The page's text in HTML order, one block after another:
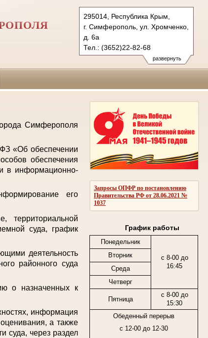
развернуть
295014, Республика Крым,
г. Симферополь, ул. Хромченко,
д. 6а
Тел.: (3652)22-82-68
zheleznodorozhniy.krm@sudrf.ru
Запросы ОПФР по постановлению
Правительства РФ от 28.06.2021 №
1037
График работы
Понедельник
с 8-00 до
16:45
Вторник
Среда
Четверг
Пятница
с 8-00 до
15:30
Обеденный перерыв
с 12-00 до 12-30
Симферополя
«Об обеспечении
обеспечения
в информационно-
его
суда, график
деятельность
районного суда
о назначенных к
информация
а также
суда, через раздел